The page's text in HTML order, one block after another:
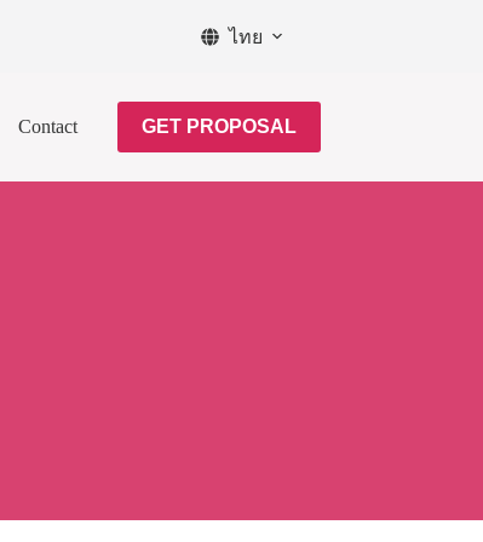
ไทย
Contact GET PROPOSAL